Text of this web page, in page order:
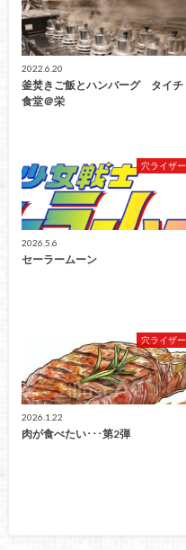
2022.6.20
釜焚きご飯とハンバーグ タイチ
食堂＠栄
穴ライザー
2026.5.6
セーラームーン
穴ライザー
2026.1.22
肉が食べたい･･･第2弾